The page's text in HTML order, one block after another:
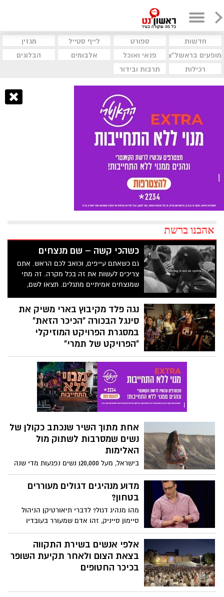
חדשות ספורט לייף סטייל
מגזין
מופעים בראשל"צ
פנאי ואוכל אלבומים
הבלוגים
רכילות
תרבות ובידור
אהבנו ברשת
כשהכי קשה – שם מנצחים
גם כשאתם עייפים, וכואב לכם הראש. אתם
צריכים לעשות את זה בכל מקרה. זה מתי
שמנצחים אמיתיים מתגלים. תצאו לשם,
בשביל המשפחה והחברים שלכם. תמשיכו
לעשות את ההחלטות הנכונות, גם כשזה הדבר
הכי קשה בעולם. אתם יכולים לעשות את זה.
ואל תקשיבו לאף אחד שאומר לכם אחרת.
ותמשיכו להגיד לעצמכם בכל יום: "אני אנצח".
צפו בסרטון ההשראה :
נגה פלד מקיבוץ בארי משיק את
סינגל הבכורה "הכיכר הזאת"
במסגרת הפרויקט המוזיקלי
"הפרויקט של תמרי"
סינגל מקורי ראשון יוצא לאור במסגרת
הפרויקט המוזיקלי "הפרויקט של תמרי" –
יוזמה שמאחדת מוזיקאים מהעוטף וממשיכה
את מורשתה של תמר קדם סימן טוב ז"ל,
שייסדה יחד עם שגיא דקל חן, שורד השבי
שחזר הביתה לאחר 498 ימים בשבי החמאס.
אחת מתוך השיר שנכתב כקולן של
נשים שמסרבות לשתוק מול
האלימות
בישראל, מעל 120,000 נשים נפגעות מדי שנה
מאלימות פיזית או נפשית. מאחורי כל מספר
יצויין בישראל ובעולם יום המאבק השנתי
מדוע מנהיגים דגולים מעוררים
בטחון?
מהו מנהיג דגול? לדברי תיאורטיקן הניהול
סיימון סייניק, זהו אדם שמעורר בעובדיו
תחושת בטחון בטוחים, אדם שמושך את אנשיו
אל תוך מעגל האמון. אבל יצירת אמון
ותחושת-בטחון - במיוחד בכלכלה לא הוגנת -
אלפי אנשים בשירת התקווה
בצאת הצום ולאחר תקיעת השופר
בכיכר החטופים